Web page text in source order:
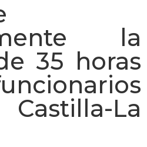
la
35 horas
La